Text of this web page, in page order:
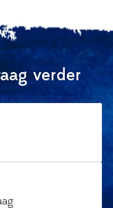
verder